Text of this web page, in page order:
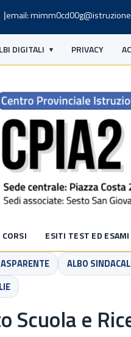
email:
DIGITALI PRIVACY
ESITI TEST ED ESAMI
ALBO
Scuola e